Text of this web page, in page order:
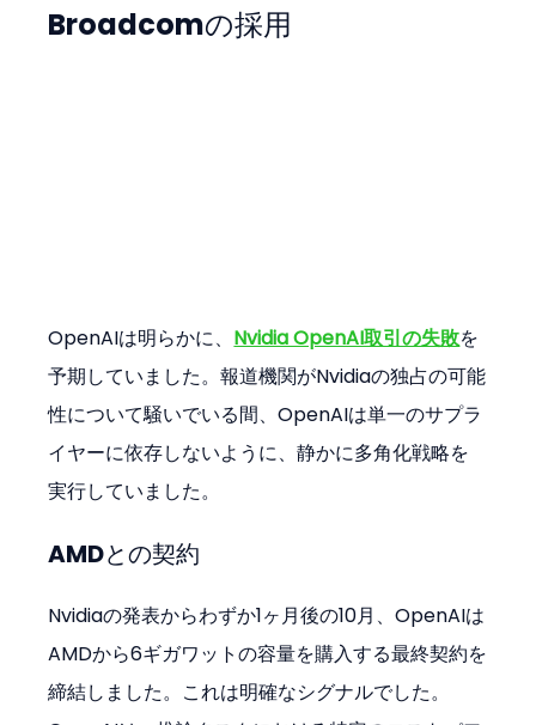
Broadcomの採用
OpenAIは明らかに、 Nvidia OpenAI取引の失敗を
予期していました。報道機関がNvidiaの独占の可能
性について騒いでいる間、OpenAIは単一のサプラ
イヤーに依存しないように、静かに多角化戦略を
実行していました。
AMDとの契約
Nvidiaの発表からわずか1ヶ月後の10月、OpenAIは
AMDから6ギガワットの容量を購入する最終契約を
締結しました。これは明確なシグナルでした。